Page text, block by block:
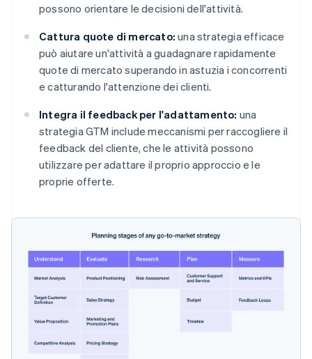
possono orientare le decisioni dell'attività.
Cattura quote di mercato: una strategia efficace
può aiutare un'attività a guadagnare rapidamente
quote di mercato superando in astuzia i concorrenti
e catturando l'attenzione dei clienti.
Integra il feedback per l'adattamento: una
strategia GTM include meccanismi per raccogliere il
feedback del cliente, che le attività possono
utilizzare per adattare il proprio approccio e le
proprie offerte.